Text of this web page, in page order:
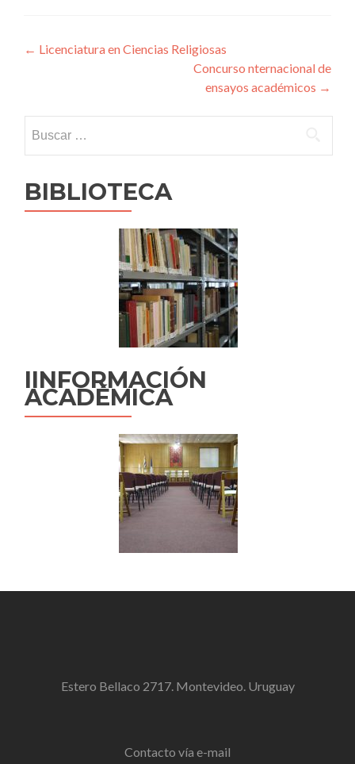
Navegación
← Licenciatura en Ciencias Religiosas
Concurso nternacional de
ensayos académicos →
BIBLIOTECA
IINFORMACIÓN
ACADÉMICA
Estero Bellaco 2717. Montevideo. Uruguay
Contacto vía e-mail